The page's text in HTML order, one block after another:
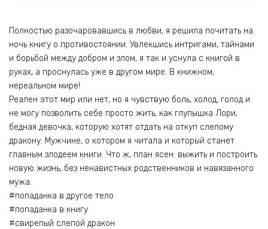
Полностью разочаровавшись в любви, я решила почитать на
ночь книгу о противостоянии. Увлекшись интригами, тайнами
и борьбой между добром и злом, я так и уснула с книгой в
руках, а проснулась уже в другом мире. В книжном,
нереальном мире!
Реален этот мир или нет, но я чувствую боль, холод, голод и
не могу позволить себе просто жить, как глупышка Лори,
бедная девочка, которую хотят отдать на откуп слепому
дракону. Мужчине, о котором я читала и который станет
главным злодеем книги. Что ж, план ясен: выжить и построить
новую жизнь, без ненавистных родственников и навязанного
мужа.
#попаданка в другое тело
#попаданка в книгу
#свирепый слепой дракон